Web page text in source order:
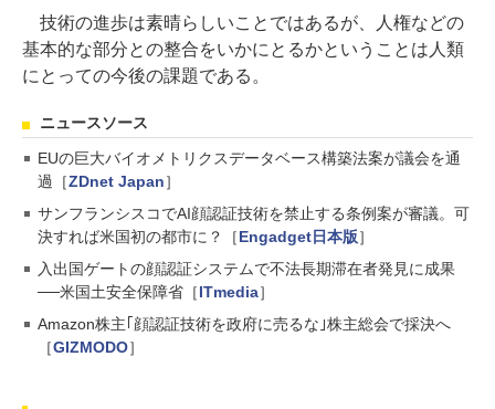
技術の進歩は素晴らしいことではあるが、人権などの
基本的な部分との整合をいかにとるかということは人類
にとっての今後の課題である。
ニュースソース
EUの巨大バイオメトリクスデータベース構築法案が議会を通
過［ZDnet Japan］
サンフランシスコでAI顔認証技術を禁止する条例案が審議。可
決すれば米国初の都市に？［Engadget日本版］
入出国ゲートの顔認証システムで不法長期滞在者発見に成果
──米国土安全保障省［ITmedia］
Amazon株主｢顔認証技術を政府に売るな｣株主総会で採決へ
［GIZMODO］